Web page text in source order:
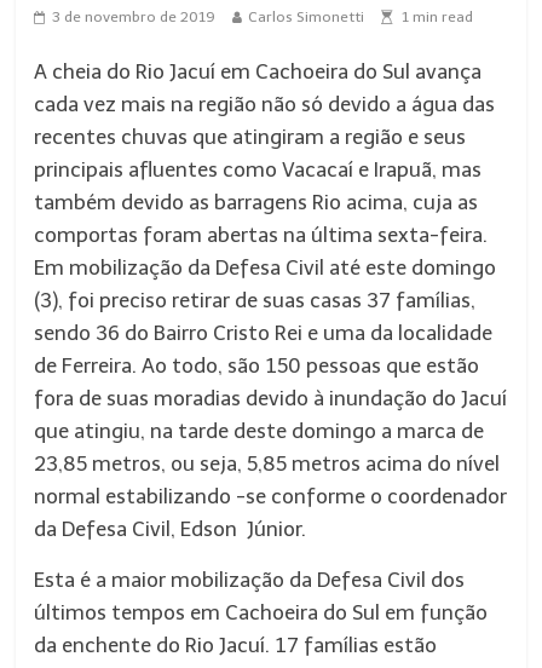
3 de novembro de 2019 Carlos Simonetti 1 min read
A cheia do Rio Jacuí em Cachoeira do Sul avança
cada vez mais na região não só devido a água das
recentes chuvas que atingiram a região e seus
principais afluentes como Vacacaí e Irapuã, mas
também devido as barragens Rio acima, cuja as
comportas foram abertas na última sexta-feira.
Em mobilização da Defesa Civil até este domingo
(3), foi preciso retirar de suas casas 37 famílias,
sendo 36 do Bairro Cristo Rei e uma da localidade
de Ferreira. Ao todo, são 150 pessoas que estão
fora de suas moradias devido à inundação do Jacuí
que atingiu, na tarde deste domingo a marca de
23,85 metros, ou seja, 5,85 metros acima do nível
normal estabilizando -se conforme o coordenador
da Defesa Civil, Edson Júnior.
Esta é a maior mobilização da Defesa Civil dos
últimos tempos em Cachoeira do Sul em função
da enchente do Rio Jacuí. 17 famílias estão